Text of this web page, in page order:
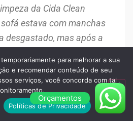
da Cida Clean
estava com manchas
desgastado, mas após a
e o resultado superou
Recomendo!"
Silva
Orçamentos
para melhorar a sua
e recomendar conteúdo de seu
serviços, você concorda com tal
Políticas de Privacidade